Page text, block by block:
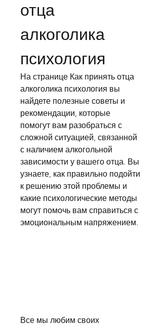
отца
алкоголика
психология
На странице Как принять отца
алкоголика психология вы
найдете полезные советы и
рекомендации, которые
помогут вам разобраться с
сложной ситуацией, связанной
с наличием алкогольной
зависимости у вашего отца. Вы
узнаете, как правильно подойти
к решению этой проблемы и
какие психологические методы
могут помочь вам справиться с
эмоциональным напряжением.
Все мы любим своих